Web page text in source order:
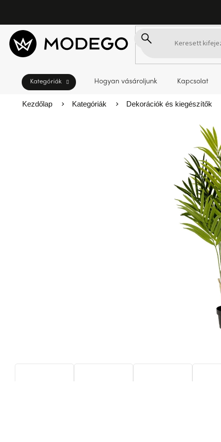
fő
tartalomhoz
Hogyan vásároljunk Kapcsolat
Kezdőlap Kategóriák Dekorációk és kiegészítők